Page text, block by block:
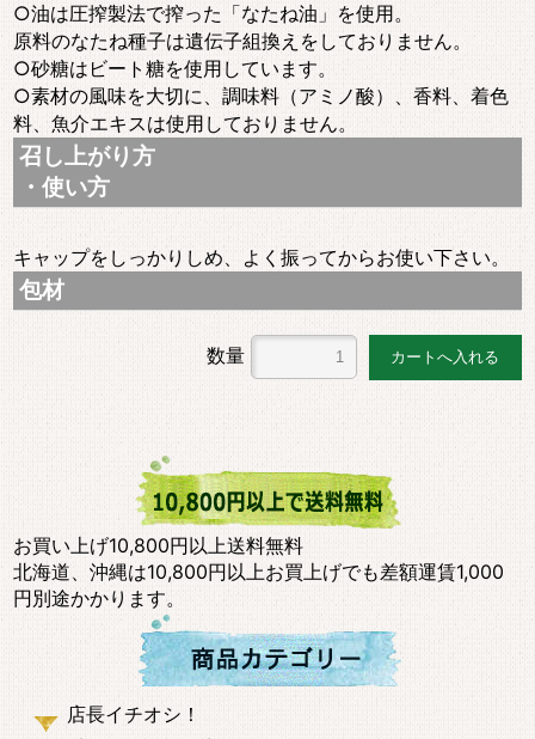
○油は圧搾製法で搾った「なたね油」を使用。
原料のなたね種子は遺伝子組換えをしておりません。
○砂糖はビート糖を使用しています。
○素材の風味を大切に、調味料（アミノ酸）、香料、着色
料、魚介エキスは使用しておりません。
召し上がり方
・使い方
キャップをしっかりしめ、よく振ってからお使い下さい。
包材
数量
お買い上げ10,800円以上送料無料
北海道、沖縄は10,800円以上お買上げでも差額運賃1,000
円別途かかります。
店長イチオシ！